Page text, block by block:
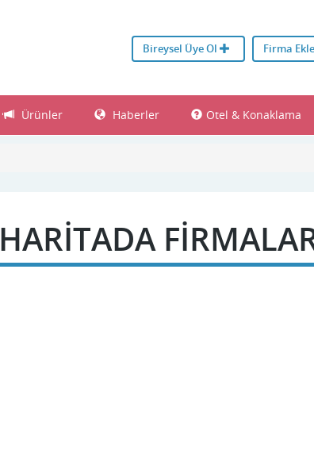
Bireysel Üye Ol Firma Ekle
Ürünler Haberler Otel & Konaklama
HARİTADA